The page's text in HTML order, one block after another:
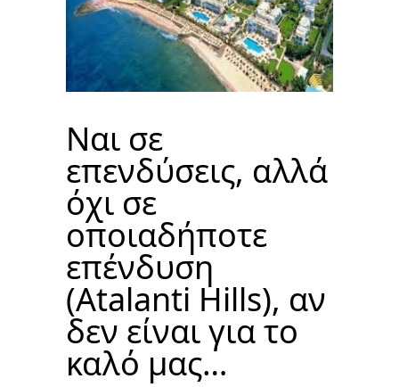
Ναι σε
επενδύσεις, αλλά
όχι σε
οποιαδήποτε
επένδυση
(Atalanti Hills), αν
δεν είναι για το
καλό μας…